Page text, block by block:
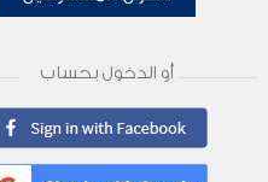
أو الدخول بحساب